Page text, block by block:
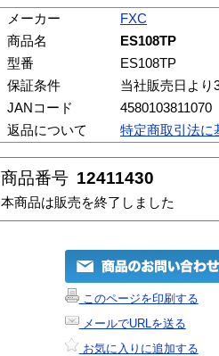
メーカー
FXC
商品名
ES108TP
型番
ES108TP
保証条件
当社販売日より
JANコード
4580103811070
返品について
特定商取引法に
商品番号 12411430
本商品は販売を終了しました
このページを印刷する
メールでURLを送る
お気に入りに追加する